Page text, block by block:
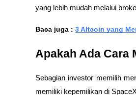
yang lebih mudah melalui
Baca juga : 3 Altcoin yang
Apakah Ada Cara
Sebagian investor memilih
memiliki kepemilikan di